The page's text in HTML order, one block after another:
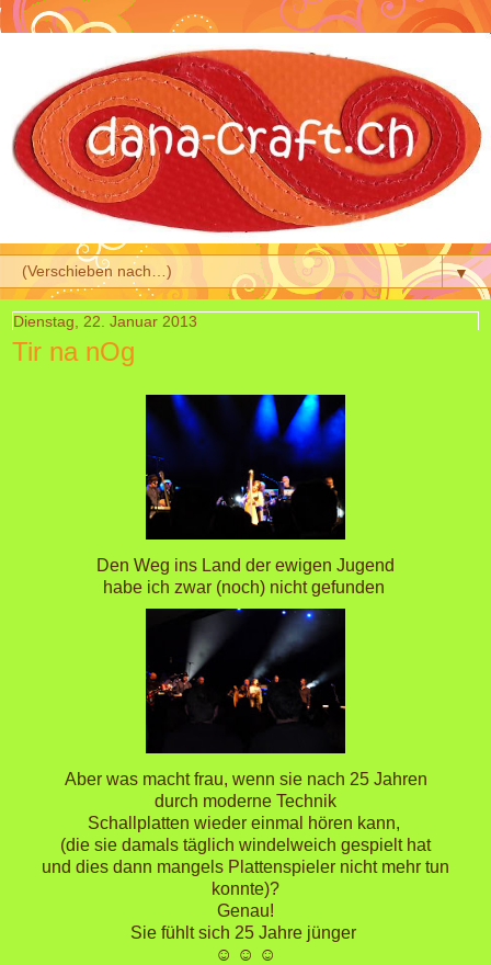
▼
Dienstag, 22. Januar 2013
Tir na nOg
Den Weg ins Land der ewigen Jugend
habe ich zwar (noch) nicht gefunden
Aber was macht frau, wenn sie nach 25 Jahren
durch moderne Technik
Schallplatten wieder einmal hören kann,
(die sie damals täglich windelweich gespielt hat
und dies dann mangels Plattenspieler nicht mehr tun
konnte)?
Genau!
Sie fühlt sich 25 Jahre jünger
☺ ☺ ☺